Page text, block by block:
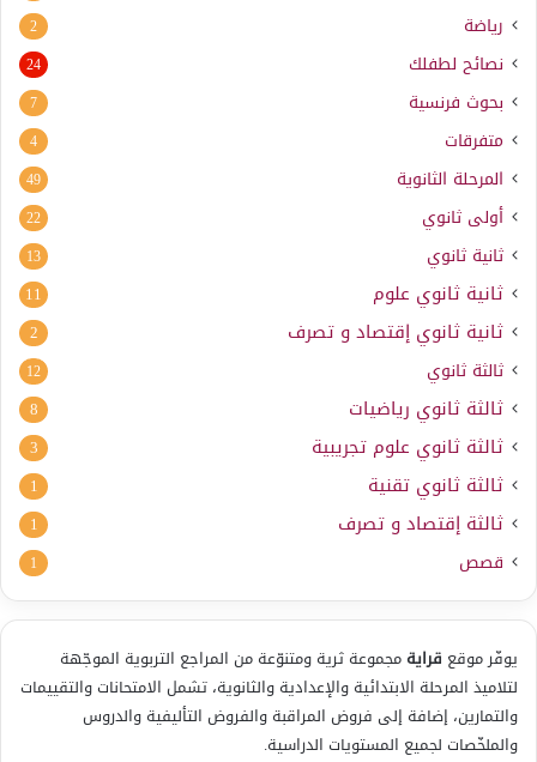
رياضة 2
نصائح لطفلك 24
بحوث فرنسية 7
متفرقات 4
المرحلة الثانوية 49
أولى ثانوي 22
ثانية ثانوي 13
ثانية ثانوي علوم 11
ثانية ثانوي إقتصاد و تصرف 2
ثالثة ثانوي 12
ثالثة ثانوي رياضيات 8
ثالثة ثانوي علوم تجريبية 3
ثالثة ثانوي تقنية 1
ثالثة إقتصاد و تصرف 1
قصص 1
يوفّر موقع قرايةمجموعة ثرية ومتنوّعة من المراجع التربوية الموجّهة
لتلاميذ المرحلة الابتدائية والإعدادية والثانوية، تشمل الامتحانات والتقييمات
والتمارين، إضافة إلى فروض المراقبة والفروض التأليفية والدروس
والملخّصات لجميع المستويات الدراسية.